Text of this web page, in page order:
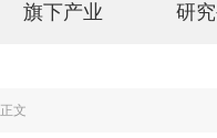
旗下产业 研
正文